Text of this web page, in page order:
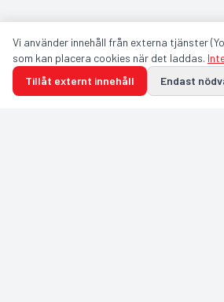
Vi använder innehåll från externa tjänster
som kan placera cookies när det laddas.
Tillåt externt innehåll
Endast